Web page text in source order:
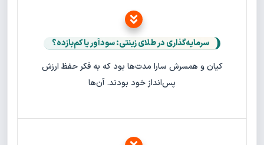
سرمایه‌گذاری در طلای زینتی: سودآور یا کم‌بازده؟
کیان و همسرش سارا مدت‌ها بود که به فکر حفظ ارزش
پس‌انداز خود بودند. آن‌ها